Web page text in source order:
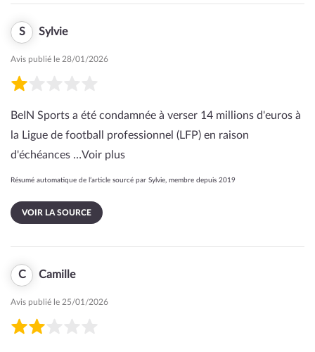
S Sylvie
Avis publié le 28/01/2026
BeIN Sports a été condamnée à verser 14 millions d'euros à
la Ligue de football professionnel (LFP) en raison
d'échéances …Voir plus
Résumé automatique de l’article sourcé par Sylvie, membre depuis 2019
VOIR LA SOURCE
C Camille
Avis publié le 25/01/2026